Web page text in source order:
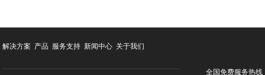
解决方案 产品 服务支持 新闻中心 关于我们
全国免费服务热线